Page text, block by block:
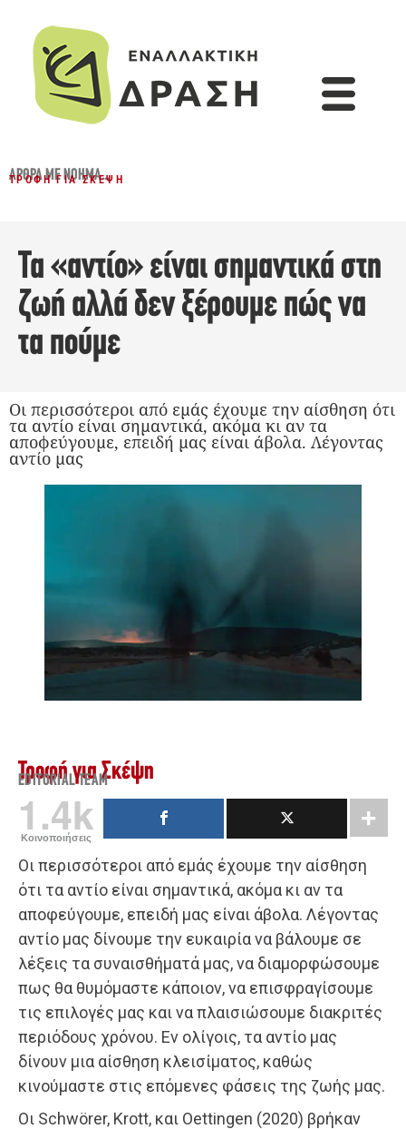
ΆΡΘΡΑ ΜΕ ΝΌΗΜΑ...
ΤΡΟΦΉ ΓΙΑ ΣΚΈΨΗ
Τα «αντίο» είναι σημαντικά στη
ζωή αλλά δεν ξέρουμε πώς να
τα πούμε
Οι περισσότεροι από εμάς έχουμε την αίσθηση ότι
τα αντίο είναι σημαντικά, ακόμα κι αν τα
αποφεύγουμε, επειδή μας είναι άβολα. Λέγοντας
αντίο μας
Τροφή για Σκέψη
EDITORIAL TEAM
1.4k
Κοινοποιήσεις
Οι περισσότεροι από εμάς έχουμε την αίσθηση
ότι τα αντίο είναι σημαντικά, ακόμα κι αν τα
αποφεύγουμε, επειδή μας είναι άβολα. Λέγοντας
αντίο μας δίνουμε την ευκαιρία να βάλουμε σε
λέξεις τα συναισθήματά μας, να διαμορφώσουμε
πως θα θυμόμαστε κάποιον, να επισφραγίσουμε
τις επιλογές μας και να πλαισιώσουμε διακριτές
περιόδους χρόνου. Εν ολίγοις, τα αντίο μας
δίνουν μια αίσθηση κλεισίματος, καθώς
κινούμαστε στις επόμενες φάσεις της ζωής μας.
Οι Schwörer, Krott, και Oettingen (2020) βρήκαν